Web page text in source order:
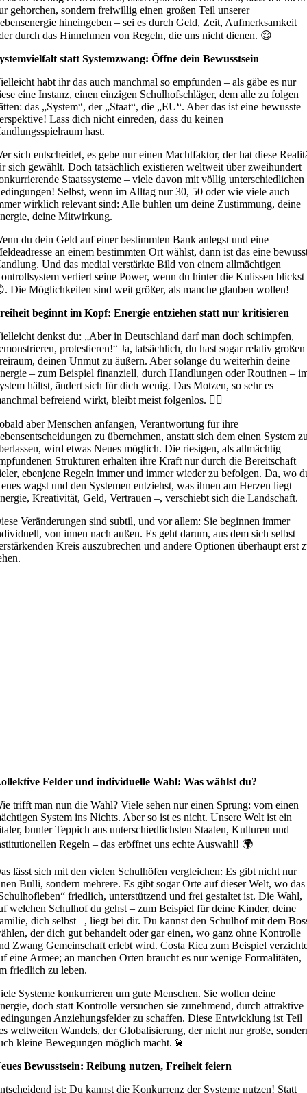
gehorchen, sondern freiwillig einen großen Teil unserer
hineingeben – sei es durch Geld, Zeit, Aufmerksamkeit
durch das Hinnehmen von Regeln, die uns nicht dienen. 😌
statt Systemzwang: Öffne dein Bewusstsein
habt ihr das auch manchmal so empfunden – als gäbe es nur
eine Instanz, einen einzigen Schulhofschläger, dem alle zu folgen
das „System“, der „Staat“, die „EU“. Aber das ist eine bewusste
Lass dich nicht einreden, dass du keinen
hast.
sich entscheidet, es gebe nur einen Machtfaktor, der hat diese
sich gewählt. Doch tatsächlich existieren weltweit über zweihundert
Staatssysteme – viele davon mit völlig unterschiedlichen
Selbst, wenn im Alltag nur 30, 50 oder wie viele auch
wirklich relevant sind: Alle buhlen um deine Zustimmung, deine
deine Mitwirkung.
du dein Geld auf einer bestimmten Bank anlegst und eine
an einem bestimmten Ort wählst, dann ist das eine
Und das medial verstärkte Bild von einem allmächtigen
verliert seine Power, wenn du hinter die Kulissen blickst
Die Möglichkeiten sind weit größer, als manche glauben wollen!
beginnt im Kopf: Energie entziehen statt nur kritisieren
denkst du: „Aber in Deutschland darf man doch schimpfen,
protestieren!“ Ja, tatsächlich, du hast sogar relativ großen
deinen Unmut zu äußern. Aber solange du weiterhin deine
– zum Beispiel finanziell, durch Handlungen oder Routinen –
hältst, ändert sich für dich wenig. Das Motzen, so sehr es
befreiend wirkt, bleibt meist folgenlos. 🤦‍♂️
aber Menschen anfangen, Verantwortung für ihre
zu übernehmen, anstatt sich dem einen System
wird etwas Neues möglich. Die riesigen, als allmächtig
Strukturen erhalten ihre Kraft nur durch die Bereitschaft
ebenjene Regeln immer und immer wieder zu befolgen. Da, wo
wagst und den Systemen entziehst, was ihnen am Herzen liegt –
Kreativität, Geld, Vertrauen –, verschiebt sich die Landschaft.
Veränderungen sind subtil, und vor allem: Sie beginnen immer
von innen nach außen. Es geht darum, aus dem sich selbst
Kreis auszubrechen und andere Optionen überhaupt erst
Felder und individuelle Wahl: Was wählst du?
trifft man nun die Wahl? Viele sehen nur einen Sprung: vom einen
System ins Nichts. Aber so ist es nicht. Unsere Welt ist ein
bunter Teppich aus unterschiedlichsten Staaten, Kulturen und
Regeln – das eröffnet uns echte Auswahl! 🌍
lässt sich mit den vielen Schulhöfen vergleichen: Es gibt nicht nur
Bulli, sondern mehrere. Es gibt sogar Orte auf dieser Welt, wo das
friedlich, unterstützend und frei gestaltet ist. Die Wahl,
welchen Schulhof du gehst – zum Beispiel für deine Kinder, deine
dich selbst –, liegt bei dir. Du kannst den Schulhof mit dem
der dich gut behandelt oder gar einen, wo ganz ohne Kontrolle
Zwang Gemeinschaft erlebt wird. Costa Rica zum Beispiel
eine Armee; an manchen Orten braucht es nur wenige Formalitäten,
friedlich zu leben.
Systeme konkurrieren um gute Menschen. Sie wollen deine
doch statt Kontrolle versuchen sie zunehmend, durch attraktive
Anziehungsfelder zu schaffen. Diese Entwicklung ist Teil
weltweiten Wandels, der Globalisierung, der nicht nur große,
kleine Bewegungen möglich macht. 💫
Bewusstsein: Reibung nutzen, Freiheit feiern
ist: Du kannst die Konkurrenz der Systeme nutzen! Statt